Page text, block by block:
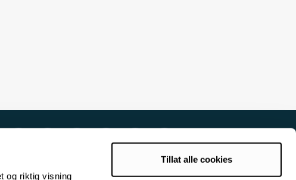
og riktig visning
Tillat alle cookies